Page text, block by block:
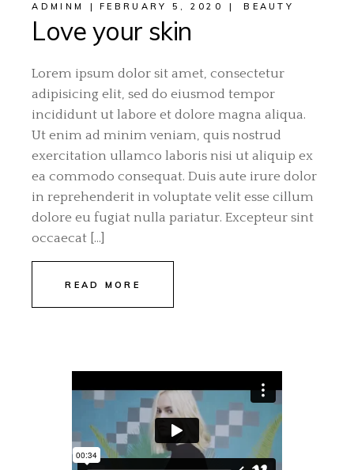
ADMINM FEBRUARY 5, 2020 BEAUTY
Love your skin
Lorem ipsum dolor sit amet, consectetur
adipisicing elit, sed do eiusmod tempor
incididunt ut labore et dolore magna aliqua.
Ut enim ad minim veniam, quis nostrud
exercitation ullamco laboris nisi ut aliquip ex
ea commodo consequat. Duis aute irure dolor
in reprehenderit in voluptate velit esse cillum
dolore eu fugiat nulla pariatur. Excepteur sint
occaecat […]
READ MORE